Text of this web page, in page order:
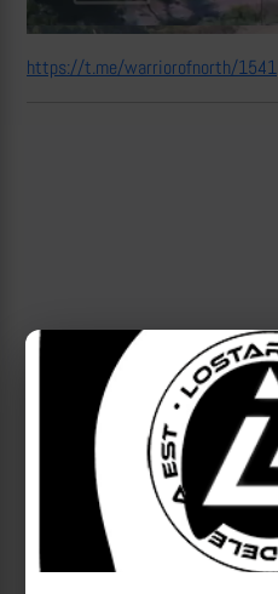
https://t.me/warriorofnorth/1541